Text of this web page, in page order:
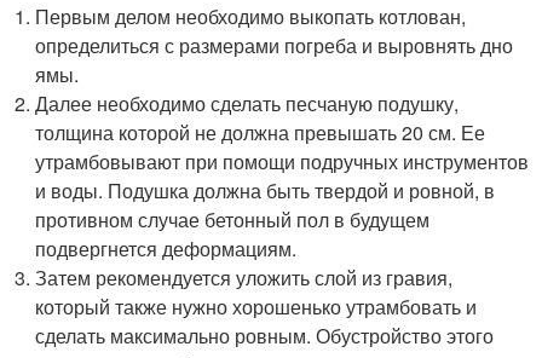
Первым делом необходимо выкопать котлован,
определиться с размерами погреба и выровнять дно
ямы.
Далее необходимо сделать песчаную подушку,
толщина которой не должна превышать 20 см. Ее
утрамбовывают при помощи подручных инструментов
и воды. Подушка должна быть твердой и ровной, в
противном случае бетонный пол в будущем
подвергнется деформациям.
Затем рекомендуется уложить слой из гравия,
который также нужно хорошенько утрамбовать и
сделать максимально ровным. Обустройство этого